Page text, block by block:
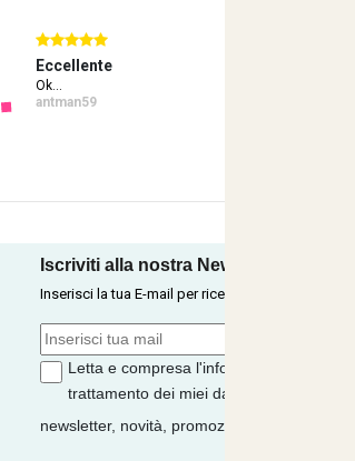
Eccellente
Ok...
antman59
Iscriviti alla nostra Newsletter
Inserisci la tua E-mail per ricevere le nostre
Letta e compresa l'informativa sulla
trattamento dei miei dati per finalità di
newsletter, novità, promozioni) da parte di